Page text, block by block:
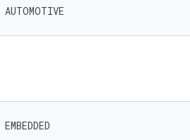
AUTOMOTIVE
EMBEDDED